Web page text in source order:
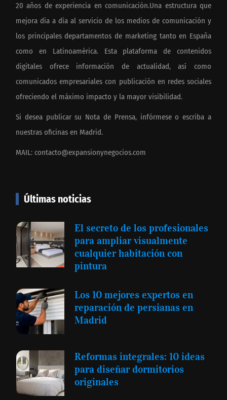
20 años de experiencia en comunicación.Una estructura que
mejora día a día al servicio de los medios de comunicación y
los principales departamentos de marketing tanto en España
como en Latinoamérica. Esta plataforma de contenidos
digitales ofrece información de actualidad, así como
comunicados empresariales con publicación en redes sociales
ofreciendo el máximo impacto y la mayor visibilidad.
Si desea publicar su Nota de Prensa, infórmese o escriba a
nuestras oficinas en Madrid.
MAIL: contacto@expansionynegocios.com
Últimas noticias
El secreto de los profesionales
para ampliar visualmente
cualquier habitación con
pintura
Los 10 mejores expertos en
reparación de persianas en
Madrid
Reformas integrales: 10 ideas
para diseñar dormitorios
originales